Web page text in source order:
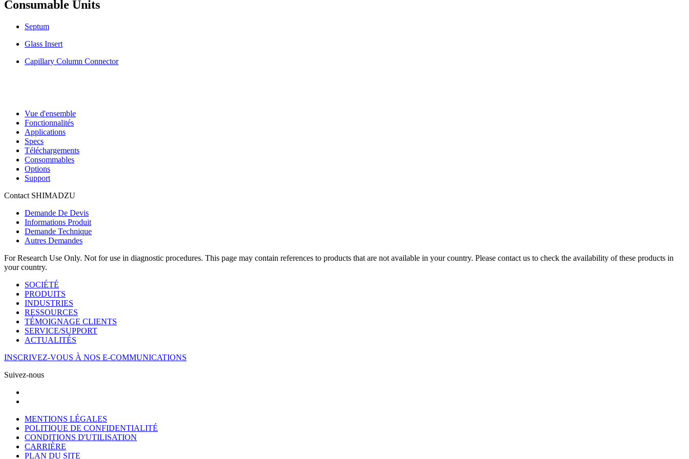
Consumable Units
Septum
Glass Insert
Capillary Column Connector
Vue d'ensemble
Fonctionnalités
Applications
Specs
Téléchargements
Consommables
Options
Support
Contact SHIMADZU
Demande De Devis
Informations Produit
Demande Technique
Autres Demandes
For Research Use Only. Not for use in diagnostic procedures. This page may contain references to products that are not available in your country. Please contact us to check the availability of these products in
your country.
SOCIÉTÉ
PRODUITS
INDUSTRIES
RESSOURCES
TÉMOIGNAGE CLIENTS
SERVICE/SUPPORT
ACTUALITÉS
INSCRIVEZ-VOUS À NOS E-COMMUNICATIONS
Suivez-nous
MENTIONS LÉGALES
POLITIQUE DE CONFIDENTIALITÉ
CONDITIONS D'UTILISATION
CARRIÈRE
PLAN DU SITE